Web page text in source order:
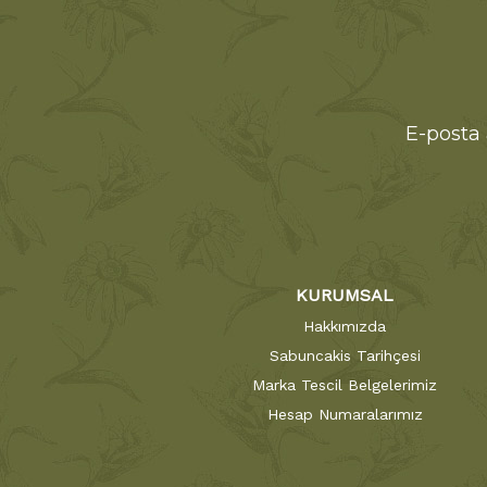
E-
KURUMSAL
Hakkımızda
Sabuncakis Tarihçesi
Marka Tescil Belgelerimiz
Hesap Numaralarımız